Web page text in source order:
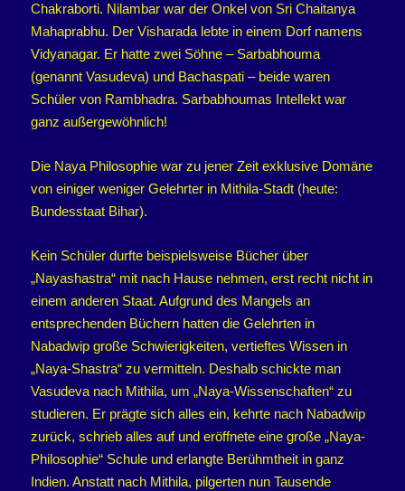
Chakraborti. Nilambar war der Onkel von Sri Chaitanya
Mahaprabhu. Der Visharada lebte in einem Dorf namens
Vidyanagar. Er hatte zwei Söhne – Sarbabhouma
(genannt Vasudeva) und Bachaspati – beide waren
Schüler von Rambhadra. Sarbabhoumas Intellekt war
ganz außergewöhnlich!
Die Naya Philosophie war zu jener Zeit exklusive Domäne
von einiger weniger Gelehrter in Mithila-Stadt (heute:
Bundesstaat Bihar).
Kein Schüler durfte beispielsweise Bücher über
„Nayashastra“ mit nach Hause nehmen, erst recht nicht in
einem anderen Staat. Aufgrund des Mangels an
entsprechenden Büchern hatten die Gelehrten in
Nabadwip große Schwierigkeiten, vertieftes Wissen in
„Naya-Shastra“ zu vermitteln. Deshalb schickte man
Vasudeva nach Mithila, um „Naya-Wissenschaften“ zu
studieren. Er prägte sich alles ein, kehrte nach Nabadwip
zurück, schrieb alles auf und eröffnete eine große „Naya-
Philosophie“ Schule und erlangte Berühmtheit in ganz
Indien. Anstatt nach Mithila, pilgerten nun Tausende